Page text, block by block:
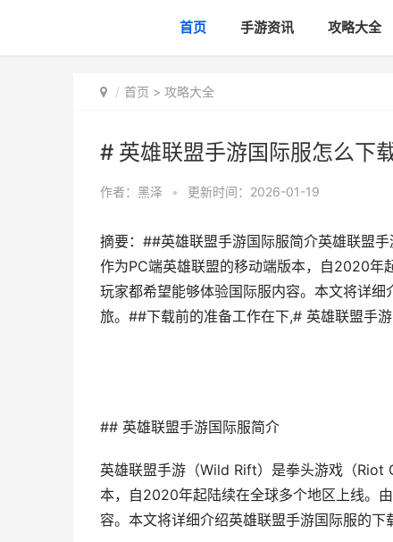
首页 手游资讯 攻略大全
首页 > 攻略大全
# 英雄联盟手游国际服怎么下
作者： 黑泽 • 更新时间：2026-01-19
摘要：##英雄联盟手游国际服简介英雄联盟
作为PC端英雄联盟的移动端版本，自2020年
玩家都希望能够体验国际服内容。本文将详
旅。##下载前的准备工作在下,# 英雄联盟手
## 英雄联盟手游国际服简介
英雄联盟手游（Wild Rift）是拳头游戏（Riot
本，自2020年起陆续在全球多个地区上线。
容。本文将详细介绍英雄联盟手游国际服的下